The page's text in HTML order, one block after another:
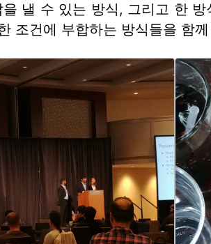
낼 수 있는 방식, 그리고 한
조건에 부합하는 방식들을 함